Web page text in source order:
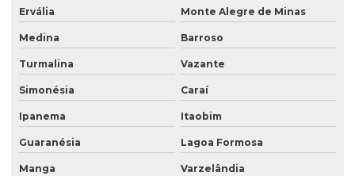
Ervália Monte Alegre de Minas
Medina Barroso
Turmalina Vazante
Simonésia Caraí
Ipanema Itaobim
Guaranésia Lagoa Formosa
Manga Varzelândia